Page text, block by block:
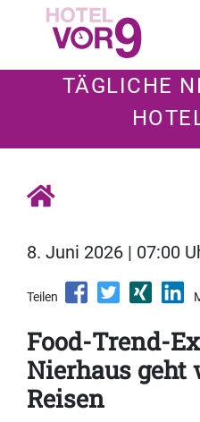
TÄGLICHE
8. Juni 2026 | 07:00
Teilen
Food-Trend-
Nierhaus geht
Reisen